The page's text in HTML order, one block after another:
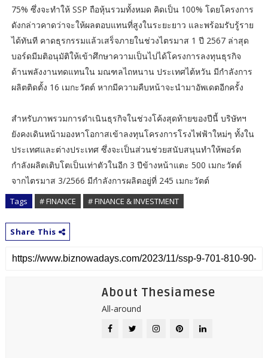
75% ซึ่งจะทำให้ SSP ถือหุ้นรวมทั้งหมด คิดเป็น 100% โดยโครงการ
ดังกล่าวคาดว่าจะให้ผลตอบแทนที่สูงในระยะยาว และพร้อมรับรู้ราย
ได้ทันที คาดธุรกรรมแล้วเสร็จภายในช่วงไตรมาส 1 ปี 2567 ล่าสุด
บอร์ดมีมติอนุมัติให้เข้าศึกษาความเป็นไปได้โครงการลงทุนธุรกิจ
ด้านพลังงานทดแทนใน มณฑลไถหนาน ประเทศไต้หวัน มีกำลังการ
ผลิตติดตั้ง 16 เมกะวัตต์ หากมีความคืบหน้าจะนำมาอัพเดตอีกครั้ง
สำหรับภาพรวมการดำเนินธุรกิจในช่วงโค้งสุดท้ายของปีนี้ บริษัทฯ
ยังคงเดินหน้ามองหาโอกาสเข้าลงทุนโครงการโรงไฟฟ้าใหม่ๆ ทั้งใน
ประเทศและต่างประเทศ ซึ่งจะเป็นส่วนช่วยสนับสนุนทำให้พอร์ต
กำลังผลิตเติบโตเป็นเท่าตัวในอีก 3 ปีข้างหน้าแตะ 500 เมกะวัตต์
จากไตรมาส 3/2566 มีกำลังการผลิตอยู่ที่ 245 เมกะวัตต์
Tags # FINANCE # FINANCE & INVESTMENT
Share This
About Thesiamese
All-around